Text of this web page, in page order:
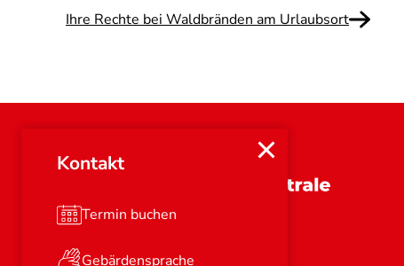
Kontakt
Termin buchen
Gebärdensprache
Ihre Rechte bei Waldbränden am Urlaubsort